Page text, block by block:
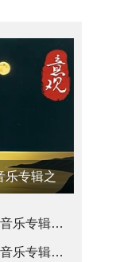
专辑之
身观•花道
观•茶道(2)